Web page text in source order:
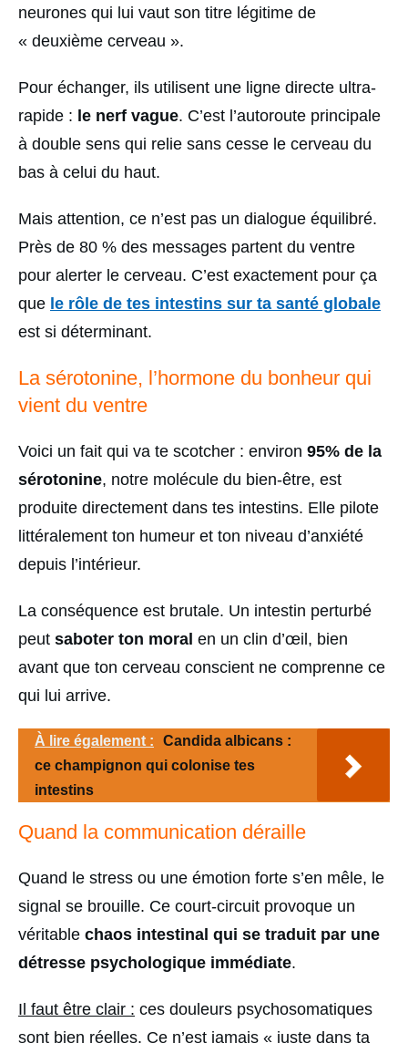
neurones qui lui vaut son titre légitime de
« deuxième cerveau ».
Pour échanger, ils utilisent une ligne directe ultra-
rapide : le nerf vague. C’est l’autoroute principale
à double sens qui relie sans cesse le cerveau du
bas à celui du haut.
Mais attention, ce n’est pas un dialogue équilibré.
Près de 80 % des messages partent du ventre
pour alerter le cerveau. C’est exactement pour ça
que le rôle de tes intestins sur ta santé globale
est si déterminant.
La sérotonine, l’hormone du bonheur qui
vient du ventre
Voici un fait qui va te scotcher : environ 95% de la
sérotonine, notre molécule du bien-être, est
produite directement dans tes intestins. Elle pilote
littéralement ton humeur et ton niveau d’anxiété
depuis l’intérieur.
La conséquence est brutale. Un intestin perturbé
peut saboter ton moral en un clin d’œil, bien
avant que ton cerveau conscient ne comprenne ce
qui lui arrive.
À lire également :
Candida albicans :
ce champignon qui colonise tes
intestins
Quand la communication déraille
Quand le stress ou une émotion forte s’en mêle, le
signal se brouille. Ce court-circuit provoque un
véritable chaos intestinal qui se traduit par une
détresse psychologique immédiate.
Il faut être clair : ces douleurs psychosomatiques
sont bien réelles. Ce n’est jamais « juste dans ta